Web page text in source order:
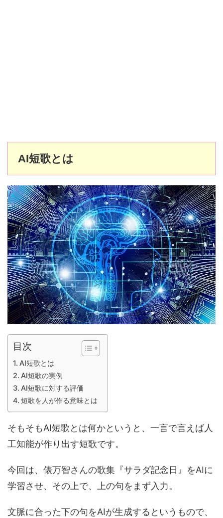
AI短歌とは
目次
AI短歌とは
AI短歌の実例
AI短歌に対する評価
短歌を人が作る意味とは
そもそもAI短歌とは何かというと、一言で言えば人
工知能が作り出す短歌です。
今回は、俵万智さんの歌集『サラダ記念日』をAIに
学習させ、その上で、上の句をまず入力。
文脈に合った下の句をAIが生成するというもので、